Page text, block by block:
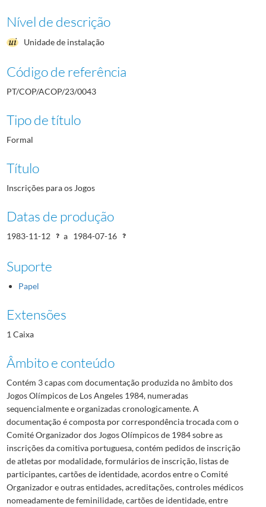
Nível de descrição
Unidade de instalação
Código de referência
PT/COP/ACOP/23/0043
Tipo de título
Formal
Título
Inscrições para os Jogos
Datas de produção
1983-11-12 a 1984-07-16
Suporte
Papel
Extensões
1 Caixa
Âmbito e conteúdo
Contém 3 capas com documentação produzida no âmbito dos
Jogos Olímpicos de Los Angeles 1984, numeradas
sequencialmente e organizadas cronologicamente. A
documentação é composta por correspondência trocada com o
Comité Organizador dos Jogos Olímpicos de 1984 sobre as
inscrições da comitiva portuguesa, contém pedidos de inscrição
de atletas por modalidade, formulários de inscrição, listas de
participantes, cartões de identidade, acordos entre o Comité
Organizador e outras entidades, acreditações, controles médicos
nomeadamente de feminilidade, cartões de identidade, entre